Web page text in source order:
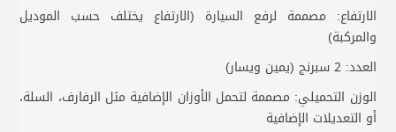
الارتفاع: مصممة لرفع السيارة (الارتفاع يختلف حسب الموديل
والمركبة)
العدد: 2 سبرنج (يمين ويسار)
الوزن التحميلي: مصممة لتحمل الأوزان الإضافية مثل الرفارف، السلة،
أو التعديلات الإضافية